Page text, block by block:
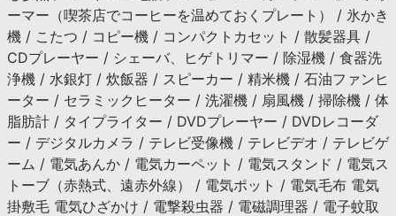
ーマー（喫茶店でコーヒーを温めておくプレート） / 氷かき
機 / こたつ / コピー機 / コンパクトカセット / 散髪器具 /
CDプレーヤー / シェーバ、ヒゲトリマー / 除湿機 / 食器洗
浄機 / 水銀灯 / 炊飯器 / スピーカー / 精米機 / 石油ファンヒ
ーター / セラミックヒーター / 洗濯機 / 扇風機 / 掃除機 / 体
脂肪計 / タイプライター / DVDプレーヤー / DVDレコーダ
ー / デジタルカメラ / テレビ受像機 / テレビデオ / テレビゲ
ーム / 電気あんか / 電気カーペット / 電気スタンド / 電気ス
トーブ（赤熱式、遠赤外線） / 電気ポット / 電気毛布 電気
掛敷毛 電気ひざかけ / 電撃殺虫器 / 電磁調理器 / 電子蚊取